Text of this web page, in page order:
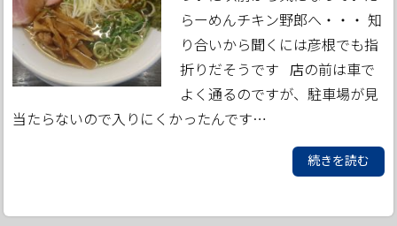
らーめんチキン野郎へ・・・ 知
り合いから聞くには彦根でも指
折りだそうです 店の前は車で
よく通るのですが、駐車場が見
当たらないので入りにくかったんです…
続きを読む